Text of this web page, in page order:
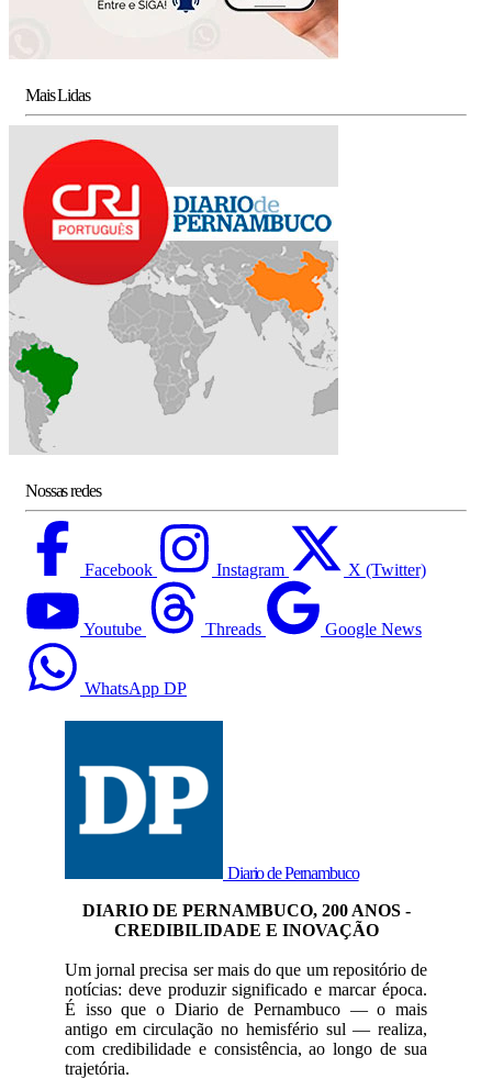
Mais Lidas
Nossas redes
Facebook Instagram X (Twitter)
Youtube Threads Google News
WhatsApp DP
Diario de Pernambuco
DIARIO DE PERNAMBUCO, 200 ANOS -
CREDIBILIDADE E INOVAÇÃO
Um jornal precisa ser mais do que um repositório de
notícias: deve produzir significado e marcar época.
É isso que o Diario de Pernambuco — o mais
antigo em circulação no hemisfério sul — realiza,
com credibilidade e consistência, ao longo de sua
trajetória.